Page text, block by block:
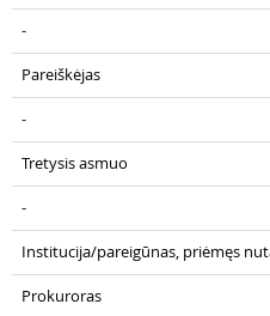
-
Pareiškėjas
-
Tretysis asmuo
-
Institucija/pareigūnas, priėmęs
Prokuroras